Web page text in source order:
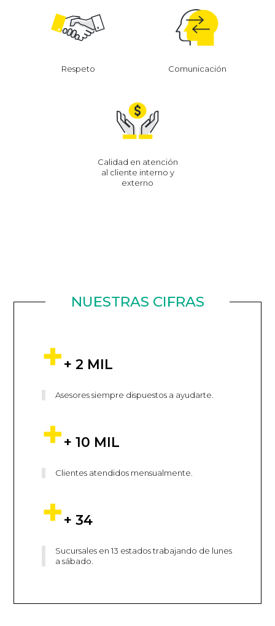
Respeto Comunicación
Calidad en atención
al cliente interno y
externo
NUESTRAS CIFRAS
+ 2 MIL
Asesores siempre dispuestos a ayudarte.
+ 10 MIL
Clientes atendidos mensualmente.
+ 34
Sucursales en 13 estados trabajando de lunes
a sábado.